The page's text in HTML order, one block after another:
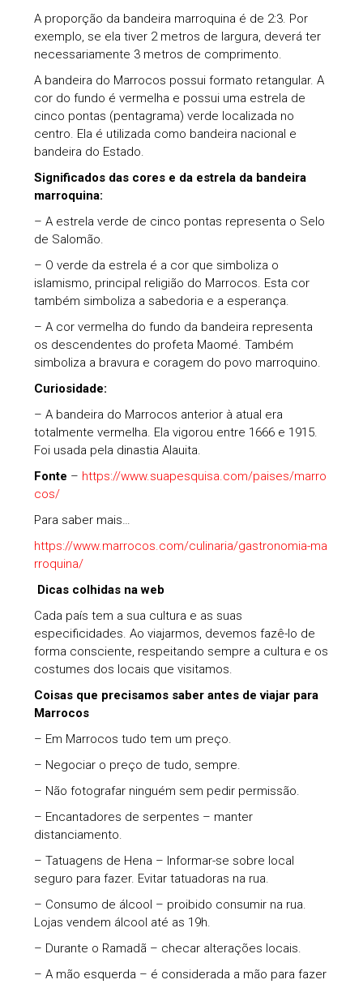
A proporção da bandeira marroquina é de 2:3. Por
exemplo, se ela tiver 2 metros de largura, deverá ter
necessariamente 3 metros de comprimento.
A bandeira do Marrocos possui formato retangular. A
cor do fundo é vermelha e possui uma estrela de
cinco pontas (pentagrama) verde localizada no
centro. Ela é utilizada como bandeira nacional e
bandeira do Estado.
Significados das cores e da estrela da bandeira
marroquina:
– A estrela verde de cinco pontas representa o Selo
de Salomão.
– O verde da estrela é a cor que simboliza o
islamismo, principal religião do Marrocos. Esta cor
também simboliza a sabedoria e a esperança.
– A cor vermelha do fundo da bandeira representa
os descendentes do profeta Maomé. Também
simboliza a bravura e coragem do povo marroquino.
Curiosidade:
– A bandeira do Marrocos anterior à atual era
totalmente vermelha. Ela vigorou entre 1666 e 1915.
Foi usada pela dinastia Alauita.
Fonte – https://www.suapesquisa.com/paises/marro
cos/
Para saber mais…
https://www.marrocos.com/culinaria/gastronomia-ma
rroquina/
Dicas colhidas na web
Cada país tem a sua cultura e as suas
especificidades. Ao viajarmos, devemos fazê-lo de
forma consciente, respeitando sempre a cultura e os
costumes dos locais que visitamos.
Coisas que precisamos saber antes de viajar para
Marrocos
– Em Marrocos tudo tem um preço.
– Negociar o preço de tudo, sempre.
– Não fotografar ninguém sem pedir permissão.
– Encantadores de serpentes – manter
distanciamento.
– Tatuagens de Hena – Informar-se sobre local
seguro para fazer. Evitar tatuadoras na rua.
– Consumo de álcool – proibido consumir na rua.
Lojas vendem álcool até as 19h.
– Durante o Ramadã – checar alterações locais.
– A mão esquerda – é considerada a mão para fazer